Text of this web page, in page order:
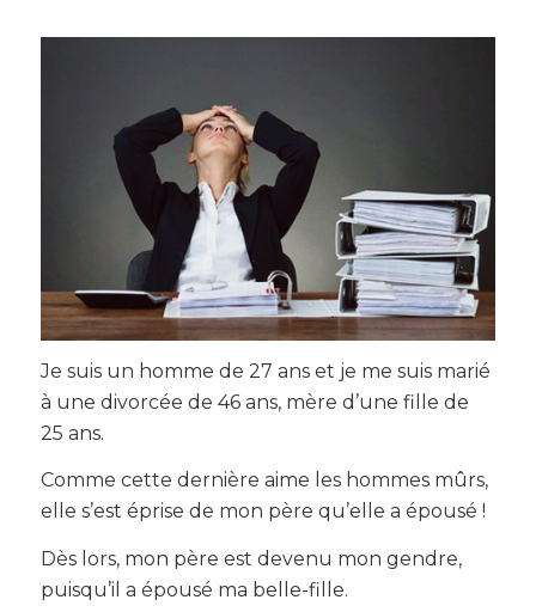
Je suis un homme de 27 ans et je me suis marié
à une divorcée de 46 ans, mère d’une fille de
25 ans.
Comme cette dernière aime les hommes mûrs,
elle s’est éprise de mon père qu’elle a épousé !
Dès lors, mon père est devenu mon gendre,
puisqu’il a épousé ma belle-fille.